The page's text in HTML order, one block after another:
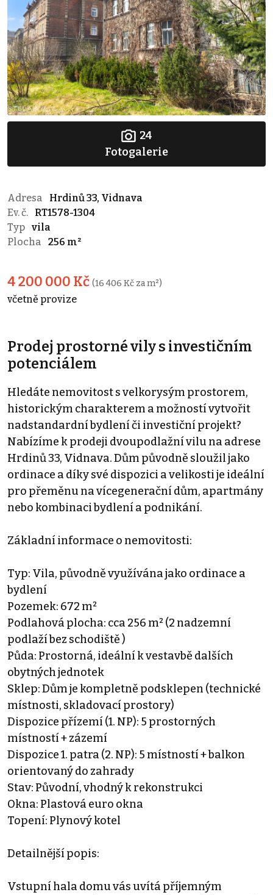
24
Fotogalerie
Adresa
Hrdinů 33, Vidnava
Ev. č.
RT1578-1304
Typ vila
Plocha
256 m²
4 200 000 Kč (16 406 Kč za m²)
včetně provize
Prodej prostorné vily s investičním
potenciálem
Hledáte nemovitost s velkorysým prostorem,
historickým charakterem a možností vytvořit
nadstandardní bydlení či investiční projekt?
Nabízíme k prodeji dvoupodlažní vilu na adrese
Hrdinů 33, Vidnava. Dům původně sloužil jako
ordinace a díky své dispozici a velikosti je ideální
pro přeměnu na vícegenerační dům, apartmány
nebo kombinaci bydlení a podnikání.
Základní informace o nemovitosti:
Typ: Vila, původně využívána jako ordinace a
bydlení
Pozemek: 672 m²
Podlahová plocha: cca 256 m² (2 nadzemní
podlaží bez schodiště )
Půda: Prostorná, ideální k vestavbě dalších
obytných jednotek
Sklep: Dům je kompletně podsklepen (technické
místnosti, skladovací prostory)
Dispozice přízemí (1. NP): 5 prostorných
místností + zázemí
Dispozice 1. patra (2. NP): 5 místností + balkon
orientovaný do zahrady
Stav: Původní, vhodný k rekonstrukci
Okna: Plastová euro okna
Topení: Plynový kotel
Detailnější popis:
Vstupní hala domu vás uvítá příjemným